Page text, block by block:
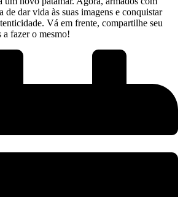
de‍ dar⁤ vida ‌às suas imagens e conquistar
Vá em frente, compartilhe seu
fazer o mesmo!